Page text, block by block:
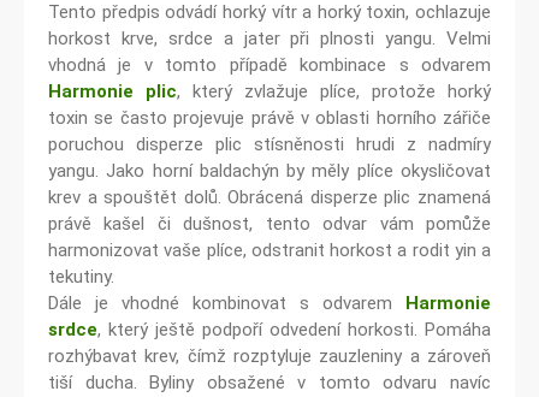
Tento předpis odvádí horký vítr a horký toxin, ochlazuje
horkost krve, srdce a jater při plnosti yangu. Velmi
vhodná je v tomto případě kombinace s odvarem
Harmonie plic, který zvlažuje plíce, protože horký
toxin se často projevuje právě v oblasti horního zářiče
poruchou disperze plic stísněnosti hrudi z nadmíry
yangu. Jako horní baldachýn by měly plíce okysličovat
krev a spouštět dolů. Obrácená disperze plic znamená
právě kašel či dušnost, tento odvar vám pomůže
harmonizovat vaše plíce, odstranit horkost a rodit yin a
tekutiny.
Dále je vhodné kombinovat s odvarem Harmonie
srdce, který ještě podpoří odvedení horkosti. Pomáha
rozhýbavat krev, čímž rozptyluje zauzleniny a zároveň
tiší ducha. Byliny obsažené v tomto odvaru navíc